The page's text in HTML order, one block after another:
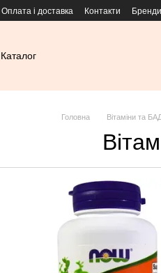
Оплата і доставка Контакти Бренди
Головна Вітаміни та